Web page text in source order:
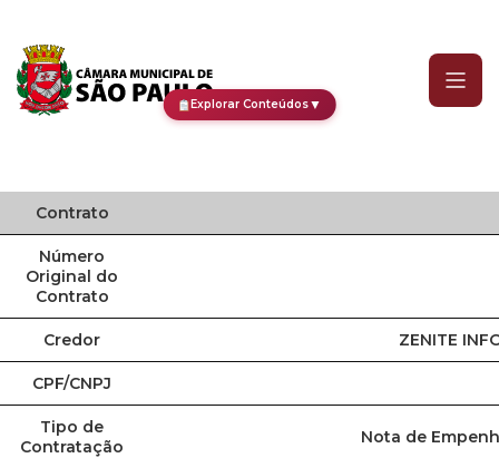
Explorar Conteúdos▼
Contrato
Número
Original do
Contrato
Credor ZENITE
CPF/CNPJ
Tipo de
Contratação
Nota de